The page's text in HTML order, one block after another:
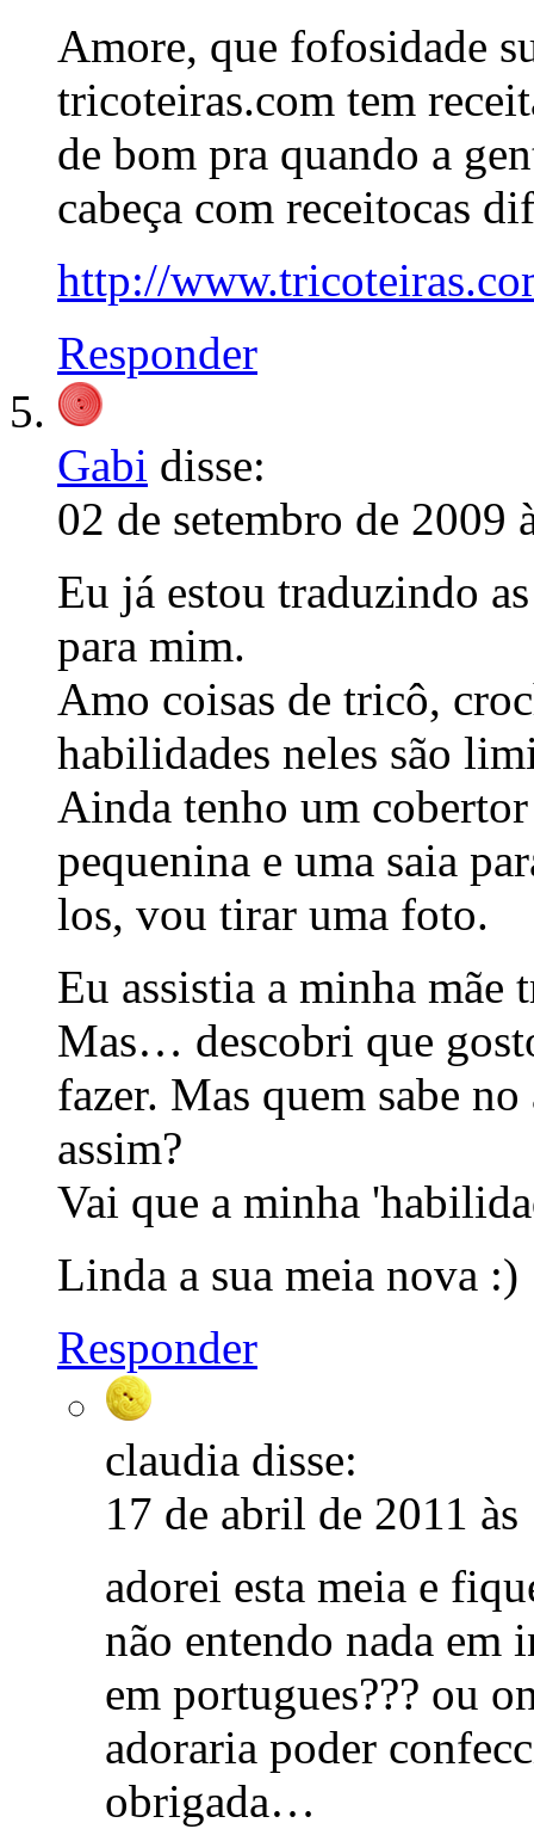
Amore, que fofosidade
tricoteiras.com tem
de bom pra quando a
cabeça com receitocas
http://
Responder
Gabi disse:
02 de setembro de 2009
Eu já estou traduzindo
para mim.
Amo coisas de tricô,
habilidades neles são
Ainda tenho um
pequenina e uma saia
los, vou tirar uma foto.
Eu assistia a minha mãe
Mas… descobri que
fazer. Mas quem sabe
assim?
Vai que a minha
Linda a sua meia nova :)
Responder
claudia disse:
17 de abril de 2011
adorei esta meia e
não entendo nada em
em portugues??? ou
adoraria poder
obrigada…